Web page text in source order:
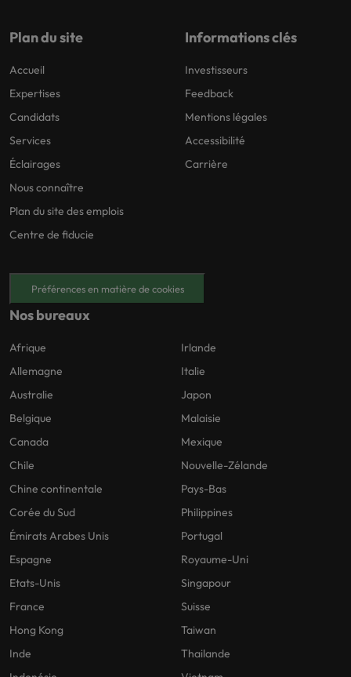
Plan du site
Accueil
Expertises
Candidats
Services
Éclairages
Nous connaître
Plan du site des emplois
Centre de fiducie
Informations clés
Investisseurs
Feedback
Mentions légales
Accessibilité
Carrière
Préférences en matière de cookies
Nos bureaux
Afrique
Allemagne
Australie
Belgique
Canada
Chile
Chine continentale
Corée du Sud
Émirats Arabes Unis
Espagne
Etats-Unis
France
Hong Kong
Inde
Irlande
Italie
Japon
Malaisie
Mexique
Nouvelle-Zélande
Pays-Bas
Philippines
Portugal
Royaume-Uni
Singapour
Suisse
Taiwan
Thailande